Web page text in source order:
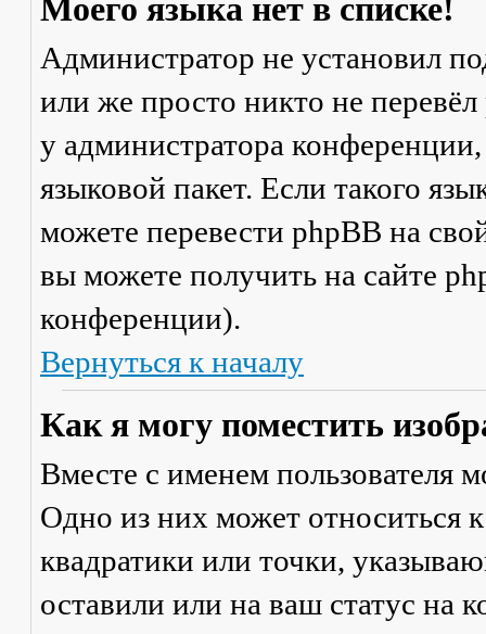
Моего языка нет в списке!
Администратор не установил
или же просто никто не
у администратора
языковой пакет. Если такого
можете перевести phpBB на
вы можете получить на сайте
конференции).
Вернуться к началу
Как я могу поместить
Вместе с именем пользователя
Одно из них может относиться
квадратики или точки,
оставили или на ваш статус на